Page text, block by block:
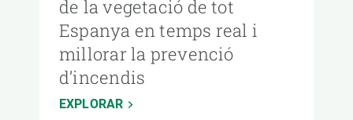
de la vegetació de tot
Espanya en temps real i
millorar la prevenció
d’incendis
EXPLORAR